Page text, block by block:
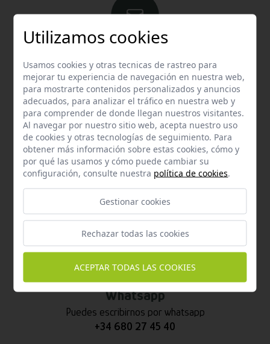
Contacta con nosotros vía email
hola@welovemascotas.com
Teléfono
587 870
Whatsapp
Puedes escribirnos por whatsapp
+34 680 27 45 40
Utilizamos cookies
Usamos cookies y otras tecnicas de rastreo para
mejorar tu experiencia de navegación en nuestra web,
para mostrarte contenidos personalizados y anuncios
adecuados, para analizar el tráfico en nuestra web y
para comprender de donde llegan nuestros visitantes.
Al navegar por nuestro sitio web, acepta nuestro uso
de cookies y otras tecnologías de seguimiento. Para
obtener más información sobre estas cookies, cómo y
por qué las usamos y cómo puede cambiar su
configuración, consulte nuestra política de cookies.
Gestionar cookies
Rechazar todas las cookies
ACEPTAR TODAS LAS COOKIES